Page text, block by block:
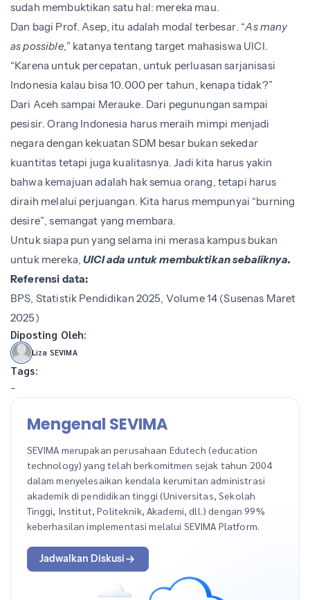
sudah membuktikan satu hal: mereka mau.
Dan bagi Prof. Asep, itu adalah modal terbesar. “As many
as possible,” katanya tentang target mahasiswa UICI.
“Karena untuk percepatan, untuk perluasan sarjanisasi
Indonesia kalau bisa 10.000 per tahun, kenapa tidak?”
Dari Aceh sampai Merauke. Dari pegunungan sampai
pesisir. Orang Indonesia harus meraih mimpi menjadi
negara dengan kekuatan SDM besar bukan sekedar
kuantitas tetapi juga kualitasnya. Jadi kita harus yakin
bahwa kemajuan adalah hak semua orang, tetapi harus
diraih melalui perjuangan. Kita harus mempunyai “burning
desire”, semangat yang membara.
Untuk siapa pun yang selama ini merasa kampus bukan
untuk mereka,UICI ada untuk membuktikan sebaliknya.
Referensi data:
BPS, Statistik Pendidikan 2025, Volume 14 (Susenas Maret
2025)
Diposting Oleh:
Liza SEVIMA
Tags:
-
Mengenal SEVIMA
SEVIMA merupakan perusahaan Edutech (education
technology) yang telah berkomitmen sejak tahun 2004
dalam menyelesaikan kendala kerumitan administrasi
akademik di pendidikan tinggi (Universitas, Sekolah
Tinggi, Institut, Politeknik, Akademi, dll.) dengan 99%
keberhasilan implementasi melalui SEVIMA Platform.
Jadwalkan Diskusi